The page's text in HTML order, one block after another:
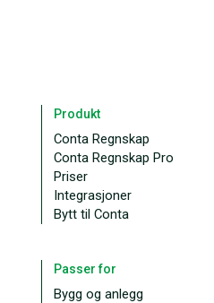
Produkt
Conta Regnskap
Conta Regnskap Pro
Priser
Integrasjoner
Bytt til Conta
Passer for
Bygg og anlegg